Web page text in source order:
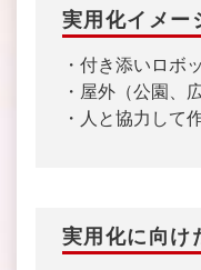
実用化イメー
・付き添いロボ
・屋外（公園、
・人と協力して
実用化に向け